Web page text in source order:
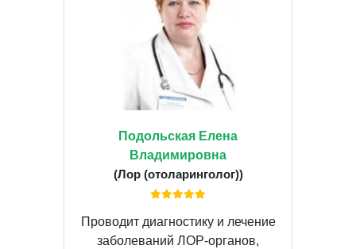
Подольская Елена
Владимировна
(Лор (отоларинголог))
Проводит диагностику и лечение
заболеваний ЛОР-органов,